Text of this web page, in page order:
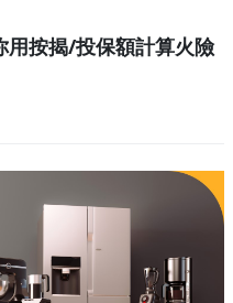
按揭/投保額計算火險